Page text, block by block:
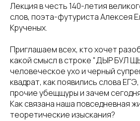
Лекция в честь 140-летия
слов, поэта-футуриста Алексея
Крученых.
Приглашаем всех, кто хочет
какой смысл в строке "ДЫР БУЛ
человеческое ухо и черный
квадрат, как появились слова
прочие убещщуры и зачем
Как связана наша повседневная
теоретические изыскания?